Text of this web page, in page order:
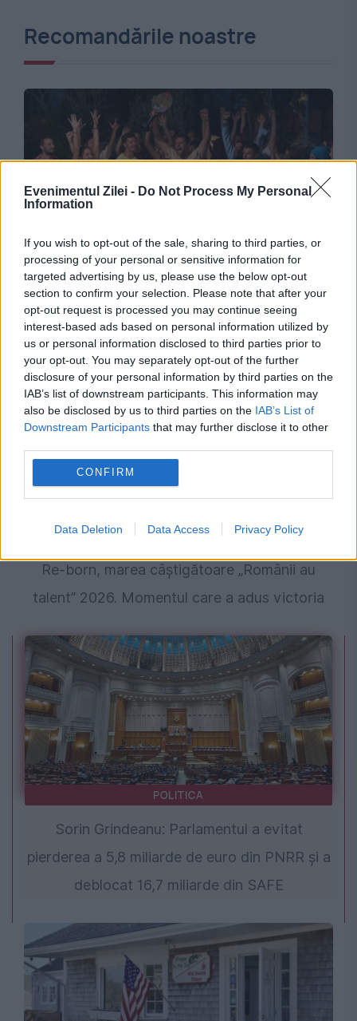
Evenimentul Zilei - Do Not Process My Personal
Information
If you wish to opt-out of the sale, sharing to third parties, or
processing of your personal or sensitive information for
targeted advertising by us, please use the below opt-out
section to confirm your selection. Please note that after your
opt-out request is processed you may continue seeing
interest-based ads based on personal information utilized by
us or personal information disclosed to third parties prior to
your opt-out. You may separately opt-out of the further
disclosure of your personal information by third parties on the
IAB’s list of downstream participants. This information may
also be disclosed by us to third parties on the IAB’s List of
Downstream Participants that may further disclose it to other
CONFIRM
Data Deletion Data Access Privacy Policy
Recomandările noastre
MONDEN
N-a fost favorit, dar a câștigat voturile
României. Povestea victoriei lui Gabi Tamaș la
Survivor 2026
MONDEN
Re-born, marea câștigătoare „Românii au
talent” 2026. Momentul care a adus victoria
POLITICA
Sorin Grindeanu: Parlamentul a evitat
pierderea a 5,8 miliarde de euro din PNRR și a
deblocat 16,7 miliarde din SAFE